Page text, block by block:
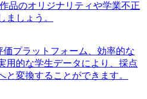
品のオリジナリティや学業不正
ましょう。
価プラットフォーム、効率的な
用的な学生データにより、採点
と変換することができます。